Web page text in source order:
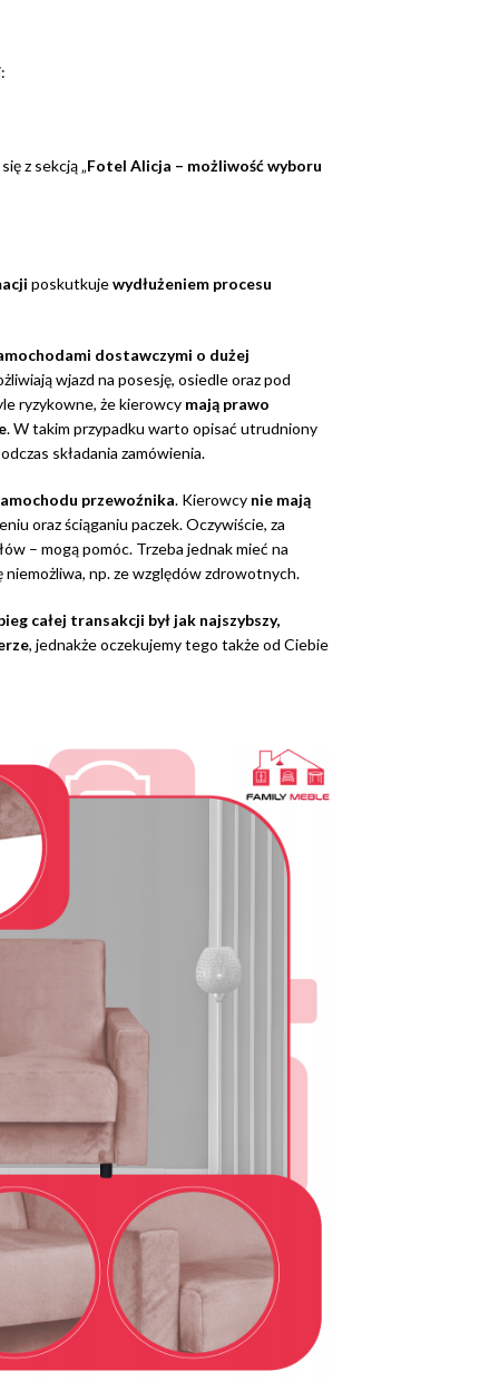
z sekcją „Fotel Alicja – możliwość wyboru
poskutkujewydłużeniem procesu
dostawczymi o dużej
wjazd na posesję, osiedle oraz pod
ryzykowne, że kierowcy mają prawo
. W takim przypadku warto opisać utrudniony
składania zamówienia.
przewoźnika. Kierowcy nie mają
oraz ściąganiu paczek. Oczywiście, za
– mogą pomóc. Trzeba jednak mieć na
niemożliwa, np. ze względów zdrowotnych.
całej transakcji był jak najszybszy,
, jednakże oczekujemy tego także od Ciebie